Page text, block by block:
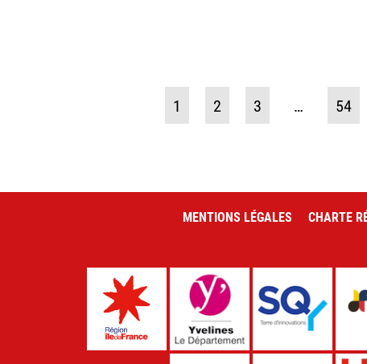
1 2 3 … 54
MENTIONS LÉGALES CHARTE